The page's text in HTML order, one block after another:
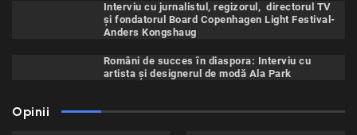
Interviu cu jurnalistul, regizorul, directorul TV
și fondatorul Board Copenhagen Light Festival-
Anders Kongshaug
Români de succes în diaspora: Interviu cu
artista și designerul de modă Ala Park
Opinii